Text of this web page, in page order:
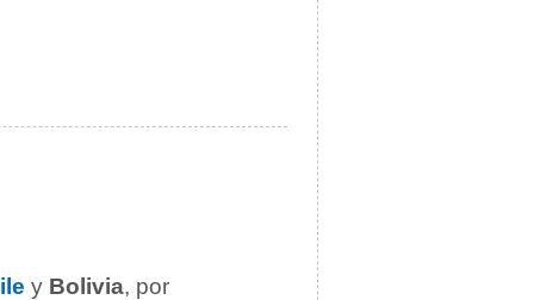
y Bolivia, por